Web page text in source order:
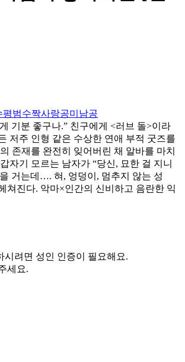
평범수짝사랑공미남공
기분 좋구나.” 친구에게 <러브 돌>이라
저주 인형 같은 수상한 연애 부적 굿즈를
존재를 완전히 잊어버린 채 알바를 마치
자기 모르는 남자가 “당신, 묘한 걸 지니
거는데…. 혀, 엉덩이, 멈추지 않는 성
쳐진다. 악마×인간의 신비하고 음란한 익
시려면 성인 인증이 필요해요.
세요.